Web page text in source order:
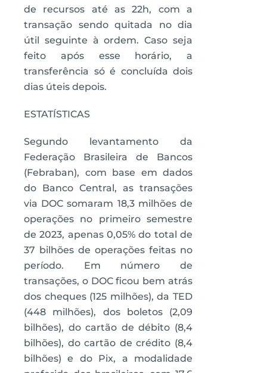
de recursos até as 22h, com a
transação sendo quitada no dia
útil seguinte à ordem. Caso seja
feito após esse horário, a
transferência só é concluída dois
dias úteis depois.
ESTATÍSTICAS
Segundo levantamento da
Federação Brasileira de Bancos
(Febraban), com base em dados
do Banco Central, as transações
via DOC somaram 18,3 milhões de
operações no primeiro semestre
de 2023, apenas 0,05% do total de
37 bilhões de operações feitas no
período. Em número de
transações, o DOC ficou bem atrás
dos cheques (125 milhões), da TED
(448 milhões), dos boletos (2,09
bilhões), do cartão de débito (8,4
bilhões), do cartão de crédito (8,4
bilhões) e do Pix, a modalidade